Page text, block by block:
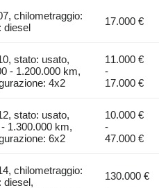
chilometraggio:
diesel
17.000 €
stato: usato,
- 1.200.000 km,
4x2
11.000 €
-
17.000 €
stato: usato,
1.300.000 km,
6x2
10.000 €
-
47.000 €
chilometraggio:
diesel,
130.000 €